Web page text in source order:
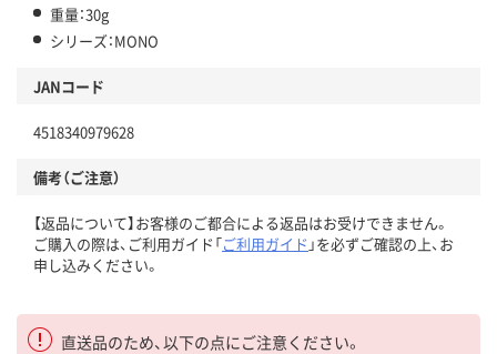
重量：30g
シリーズ：MONO
JANコード
4518340979628
備考（ご注意）
【返品について】お客様のご都合による返品はお受けできません。
ご購入の際は、ご利用ガイド「ご利用ガイド 」を必ずご確認の上、お
申し込みください。
直送品のため、以下の点にご注意ください。